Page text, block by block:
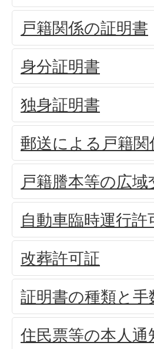
戸籍関係の証明書
身分証明書
独身証明書
郵送による戸籍
戸籍謄本等の広域
自動車臨時運行許
改葬許可証
証明書の種類と
住民票等の本人通